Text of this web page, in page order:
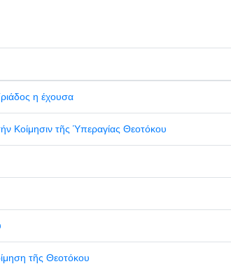
η έχουσα
Κοίμησιν τῆς Ὑπεραγίας Θεοτόκου
τῆς Θεοτόκου